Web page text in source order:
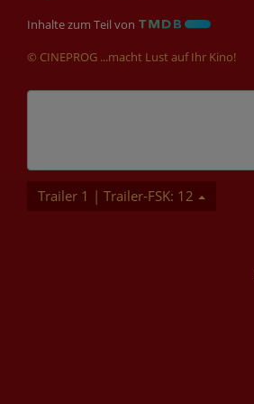
Inhalte zum Teil von
© CINEPROG ...macht Lust auf Ihr Kino!
Trailer 1 | Trailer-FSK: 12